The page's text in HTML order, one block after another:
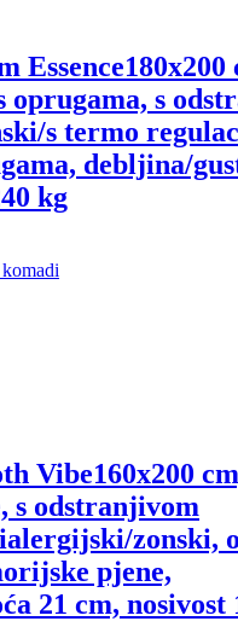
Essence180x200
oprugama, s
s termo
debljina/
kg
Vibe160x200
s odstranjivom
zonski,
pjene,
21 cm, nosivost